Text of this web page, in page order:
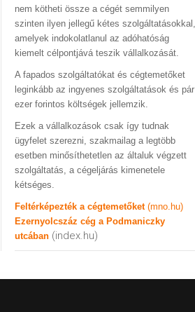
nem kötheti össze a cégét semmilyen
szinten ilyen jellegű kétes szolgáltatásokkal,
amelyek indokolatlanul az adóhatóság
kiemelt célpontjává teszik vállalkozását.
A fapados szolgáltatókat és cégtemetőket
leginkább az ingyenes szolgáltatások és pár
ezer forintos költségek jellemzik.
Ezek a vállalkozások csak így tudnak
ügyfelet szerezni, szakmailag a legtöbb
esetben minősíthetetlen az általuk végzett
szolgáltatás, a cégeljárás kimenetele
kétséges.
Feltérképezték a cégtemetőket (mno.hu)
Ezernyolcszáz cég a Podmaniczky
utcában (index.hu)